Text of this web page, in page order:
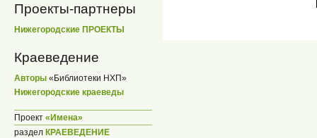
Проекты-партнеры
Нижегородские ПРОЕКТЫ
Краеведение
Авторы «Библиотеки НХП»
Нижегородские краеведы
Проект «Имена»
раздел КРАЕВЕДЕНИЕ